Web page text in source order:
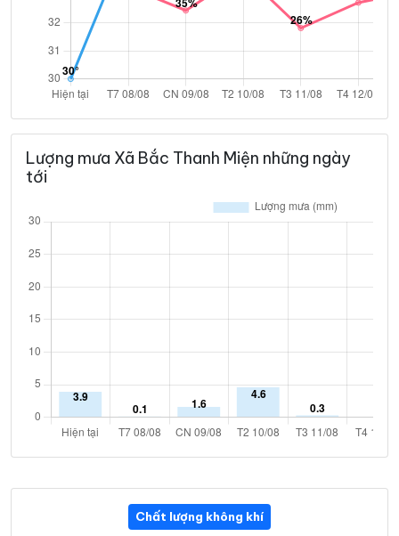
Lượng mưa Xã Bắc Thanh Miện những ngày
tới
Chất lượng không khí